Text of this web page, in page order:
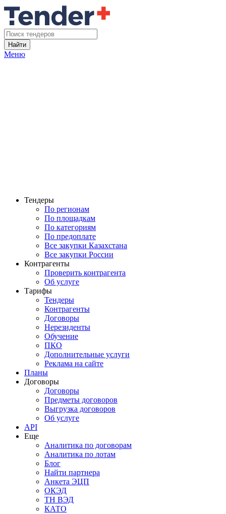
Найти
Меню
Тендеры
По регионам
По площадкам
По категориям
По предоплате
Все закупки Казахстана
Все закупки России
Контрагенты
Проверить контрагента
Об услуге
Тарифы
Тендеры
Контрагенты
Договоры
Нерезиденты
Обучение
ПКО
Дополнительные услуги
Реклама на сайте
Планы
Договоры
Договоры
Предметы договоров
Выгрузка договоров
Об услуге
API
Еще
Аналитика по договорам
Аналитика по лотам
Блог
Найти партнера
Анкета ЭЦП
ОКЭД
ТН ВЭД
КАТО